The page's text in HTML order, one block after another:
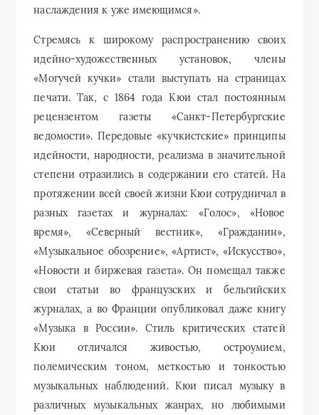
наслаждения к уже имеющимся».
Стремясь к широкому распространению своих
идейно-художественных установок, члены
«Могучей кучки» стали выступать на страницах
печати. Так, с 1864 года Кюи стал постоянным
рецензентом газеты «Санкт-Петербургские
ведомости». Передовые «кучкистские» принципы
идейности, народности, реализма в значительной
степени отразились в содержании его статей. На
протяжении всей своей жизни Кюи сотрудничал в
разных газетах и журналах: «Голос», «Новое
время», «Северный вестник», «Гражданин»,
«Музыкальное обозрение», «Артист», «Искусство»,
«Новости и биржевая газета». Он помещал также
свои статьи во французских и бельгийских
журналах, а во Франции опубликовал даже книгу
«Музыка в России». Стиль критических статей
Кюи отличался живостью, остроумием,
полемическим тоном, меткостью и тонкостью
музыкальных наблюдений. Кюи писал музыку в
различных музыкальных жанрах, но любимыми